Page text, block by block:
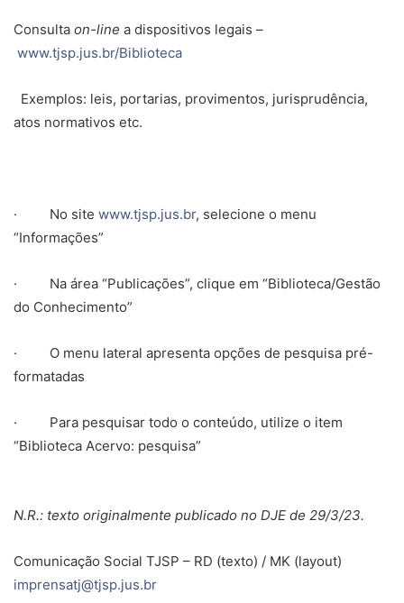
Consulta on-line a dispositivos legais –
www.tjsp.jus.br/Biblioteca
Exemplos: leis, portarias, provimentos, jurisprudência,
atos normativos etc.
· No site www.tjsp.jus.br, selecione o menu
“Informações”
· Na área “Publicações”, clique em “Biblioteca/Gestão
do Conhecimento”
· O menu lateral apresenta opções de pesquisa pré-
formatadas
· Para pesquisar todo o conteúdo, utilize o item
“Biblioteca Acervo: pesquisa”
N.R.: texto originalmente publicado no DJE de 29/3/23.
Comunicação Social TJSP – RD (texto) / MK (layout)
imprensatj@tjsp.jus.br